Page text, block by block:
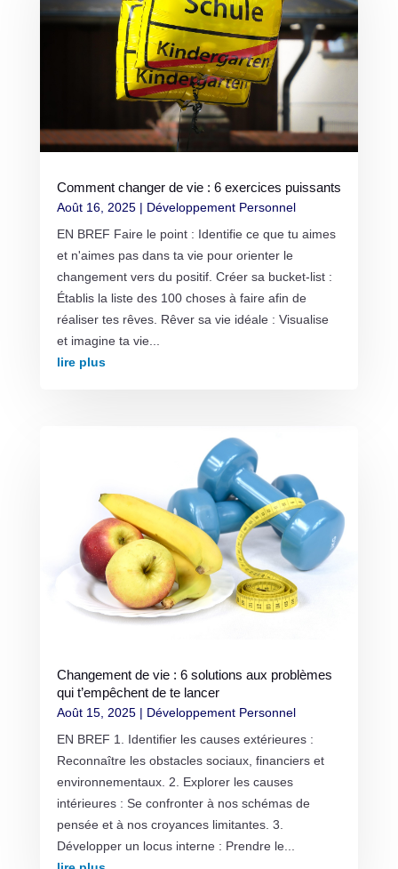
Comment changer de vie : 6 exercices puissants
Août 16, 2025| Développement Personnel
EN BREF Faire le point : Identifie ce que tu aimes
et n'aimes pas dans ta vie pour orienter le
changement vers du positif. Créer sa bucket-list :
Établis la liste des 100 choses à faire afin de
réaliser tes rêves. Rêver sa vie idéale : Visualise
et imagine ta vie...
lire plus
Changement de vie : 6 solutions aux problèmes
qui t’empêchent de te lancer
Août 15, 2025| Développement Personnel
EN BREF 1. Identifier les causes extérieures :
Reconnaître les obstacles sociaux, financiers et
environnementaux. 2. Explorer les causes
intérieures : Se confronter à nos schémas de
pensée et à nos croyances limitantes. 3.
Développer un locus interne : Prendre le...